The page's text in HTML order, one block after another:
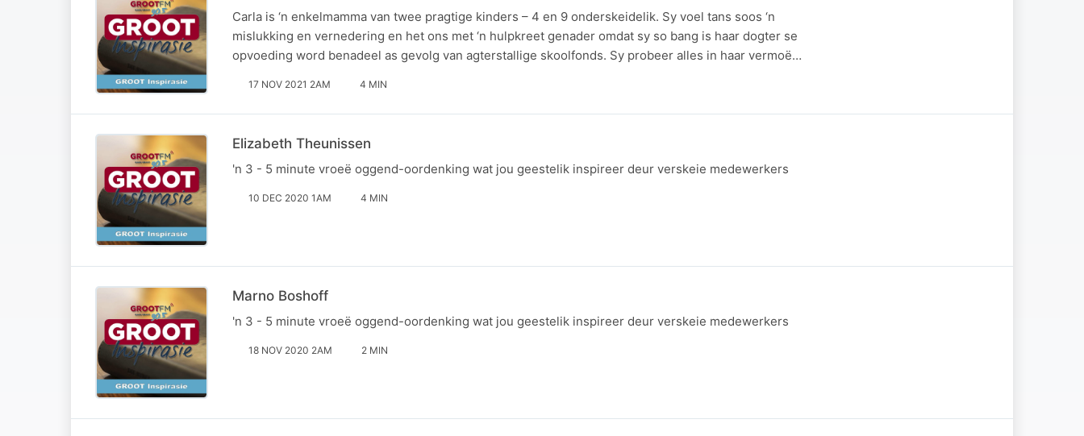
Carla is ‘n enkelmamma van twee pragtige kinders – 4 en 9 onderskeidelik. Sy voel tans soos ‘n
mislukking en vernedering en het ons met ‘n hulpkreet genader omdat sy so bang is haar dogter se
opvoeding word benadeel as gevolg van agterstallige skoolfonds. Sy probeer alles in haar vermoë…
17 NOV 2021 2AM 4 MIN
Elizabeth Theunissen
'n 3 - 5 minute vroeë oggend-oordenking wat jou geestelik inspireer deur verskeie medewerkers
10 DEC 2020 1AM 4 MIN
Marno Boshoff
'n 3 - 5 minute vroeë oggend-oordenking wat jou geestelik inspireer deur verskeie medewerkers
18 NOV 2020 2AM 2 MIN